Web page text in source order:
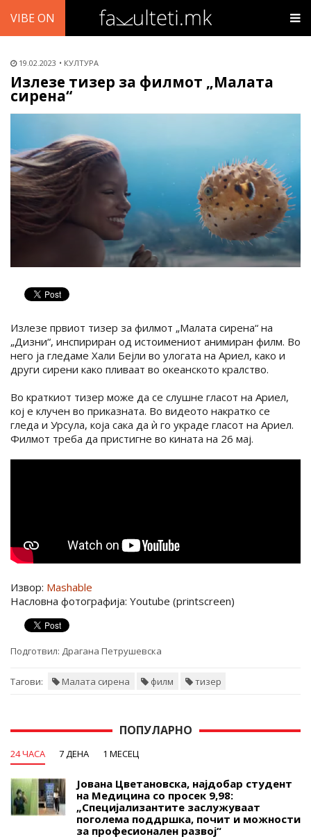
VIBE ON
19.02.2023 КУЛТУРА
Излезе тизер за филмот „Малата
сирена“
Излезе првиот тизер за филмот „Малата сирена“ на
„Дизни“, инспириран од истоимениот анимиран филм. Во
него ја гледаме Хали Бејли во улогата на Ариел, како и
други сирени како пливаат во океанското кралство.
Во краткиот тизер може да се слушне гласот на Ариел,
кој е клучен во приказната. Во видеото накратко се
гледа и Урсула, која сака да ѝ го украде гласот на Ариел.
Филмот треба да пристигне во кината на 26 мај.
Извор: Mashable
Насловна фотографија: Youtube (printscreen)
Подготвил: Драгана Петрушевска
Тагови: Малата сирена филм тизер
ПОПУЛАРНО
24 ЧАСА 7 ДЕНА 1 МЕСЕЦ
Јована Цветановска, најдобар студент
на Медицина со просек 9,98:
„Специјализантите заслужуваат
поголема поддршка, почит и можности
за професионален развој“